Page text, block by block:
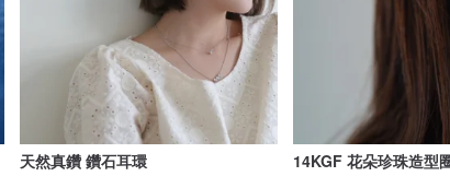
天然真鑽 鑽石耳環 14KGF 花朵珍珠造型